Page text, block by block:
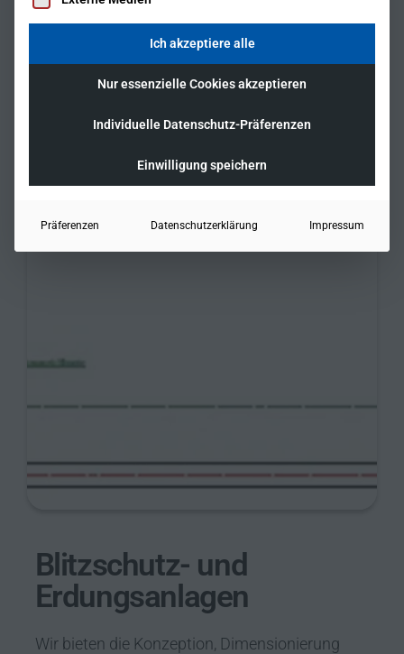
Blitzschutz- und
Erdungsanlagen
Wir bieten die Konzeption, Dimensionierung
Ich akzeptiere alle
Nur essenzielle Cookies akzeptieren
Individuelle Datenschutz-Präferenzen
Einwilligung speichern
Präferenzen Datenschutzerklärung Impressum